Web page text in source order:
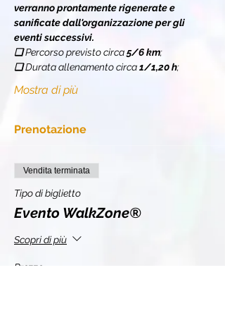
verranno prontamente rigenerate e
sanificate dall'organizzazione per gli
eventi successivi.
❏ Percorso previsto circa 5/6 km;
❏ Durata allenamento circa 1/1,20 h;
Mostra di più
Prenotazione
Vendita terminata
Tipo di biglietto
Evento WalkZone®
Scopri di più
Prezzo